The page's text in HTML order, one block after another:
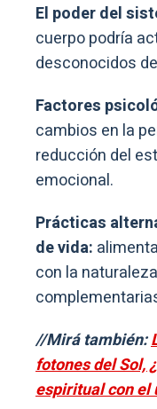
El poder del
cuerpo podría
desconocidos
Factores
cambios en la
reducción del
emocional.
Prácticas
de vida:
con la
//Mirá también:
fotones del Sol,
espiritual con el